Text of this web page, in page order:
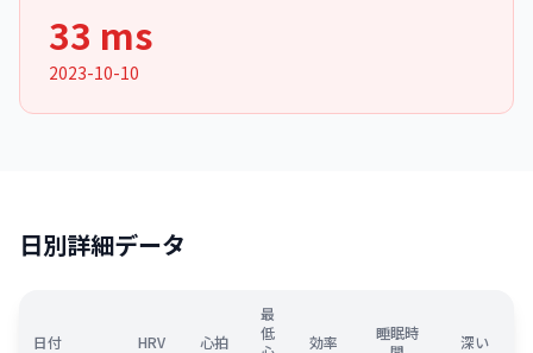
33 ms
2023-10-10
日別詳細データ
日付 HRV 心拍
最
低
効率
睡眠時
深い